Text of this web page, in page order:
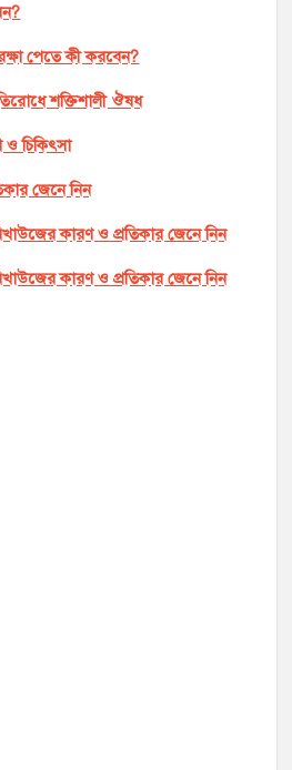
পেতে কী করবেন?
শক্তিশালী ঔষধ
ও চিকিৎসা
জেনে নিন
কারণ ও প্রতিকার জেনে নিন
কারণ ও প্রতিকার জেনে নিন